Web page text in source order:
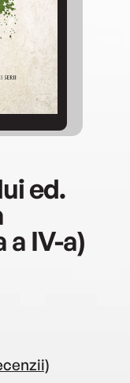
ed.
a IV-a)